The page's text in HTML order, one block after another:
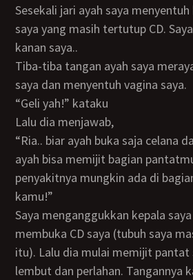
Sesekali jari ayah saya
saya yang masih tertutup CD.
kanan saya..
Tiba-tiba tangan ayah saya merayap ke dalam CD
saya dan menyentuh vagina saya.
“Geli yah!” kataku
Lalu dia menjawab,
“Ria.. biar ayah buka saja celana dalammu supaya
ayah bisa memijit bagian
penyakitnya mungkin ada di
kamu!”
Saya menganggukkan kepala saya lalu ayah
membuka CD saya (tubuh saya
itu). Lalu dia mulai memijit pantat
lembut dan perlahan. Tangannya